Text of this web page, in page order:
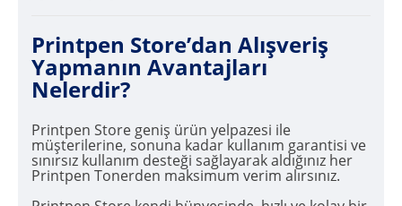
Printpen Store’dan Alışveriş
Yapmanın Avantajları
Nelerdir?
Printpen Store geniş ürün yelpazesi ile
müşterilerine, sonuna kadar kullanım garantisi ve
sınırsız kullanım desteği sağlayarak aldığınız her
Printpen Tonerden maksimum verim alırsınız.